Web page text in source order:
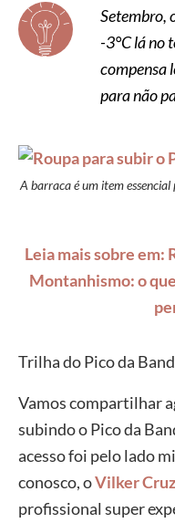
Setembro,
-3°C lá no
compensa
para não
A barraca é um item
Leia mais sobre em:
Montanhismo: o
Trilha do Pico da
Vamos compartilhar
subindo o Pico da
acesso foi pelo lado
conosco, oVilker Cruz
profissional super